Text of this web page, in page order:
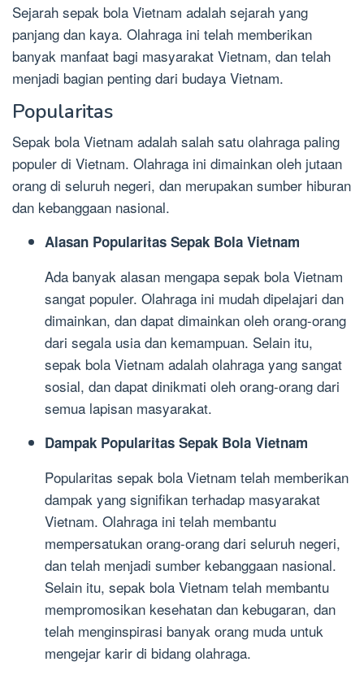
Sejarah sepak bola Vietnam adalah sejarah yang
panjang dan kaya. Olahraga ini telah memberikan
banyak manfaat bagi masyarakat Vietnam, dan telah
menjadi bagian penting dari budaya Vietnam.
Popularitas
Sepak bola Vietnam adalah salah satu olahraga paling
populer di Vietnam. Olahraga ini dimainkan oleh jutaan
orang di seluruh negeri, dan merupakan sumber hiburan
dan kebanggaan nasional.
Alasan Popularitas Sepak Bola Vietnam
Ada banyak alasan mengapa sepak bola Vietnam
sangat populer. Olahraga ini mudah dipelajari dan
dimainkan, dan dapat dimainkan oleh orang-orang
dari segala usia dan kemampuan. Selain itu,
sepak bola Vietnam adalah olahraga yang sangat
sosial, dan dapat dinikmati oleh orang-orang dari
semua lapisan masyarakat.
Dampak Popularitas Sepak Bola Vietnam
Popularitas sepak bola Vietnam telah memberikan
dampak yang signifikan terhadap masyarakat
Vietnam. Olahraga ini telah membantu
mempersatukan orang-orang dari seluruh negeri,
dan telah menjadi sumber kebanggaan nasional.
Selain itu, sepak bola Vietnam telah membantu
mempromosikan kesehatan dan kebugaran, dan
telah menginspirasi banyak orang muda untuk
mengejar karir di bidang olahraga.